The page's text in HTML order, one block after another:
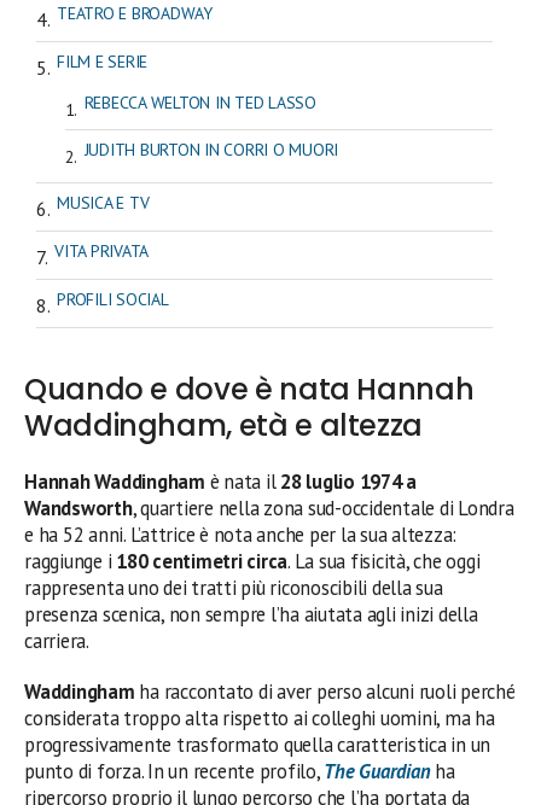
TEATRO E BROADWAY
FILM E SERIE
REBECCA WELTON IN TED LASSO
JUDITH BURTON IN CORRI O MUORI
MUSICA E TV
VITA PRIVATA
PROFILI SOCIAL
Quando e dove è nata Hannah
Waddingham, età e altezza
Hannah Waddingham è nata il28 luglio 1974 a
Wandsworth, quartiere nella zona sud-occidentale di Londra
e ha 52 anni. L’attrice è nota anche per la sua altezza:
raggiunge i 180 centimetri circa. La sua fisicità, che oggi
rappresenta uno dei tratti più riconoscibili della sua
presenza scenica, non sempre l’ha aiutata agli inizi della
carriera.
Waddingham ha raccontato di aver perso alcuni ruoli perché
considerata troppo alta rispetto ai colleghi uomini, ma ha
progressivamente trasformato quella caratteristica in un
punto di forza. In un recente profilo,The Guardianha
ripercorso proprio il lungo percorso che l’ha portata da